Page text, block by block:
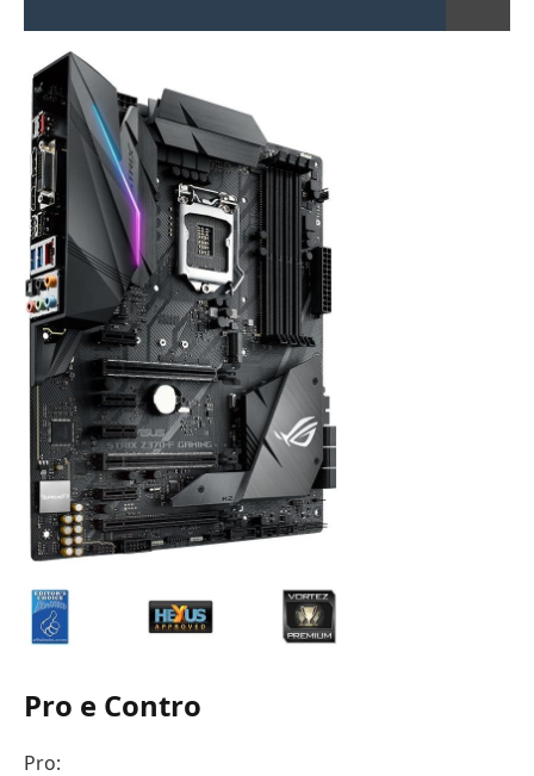
Pro e Contro
Pro: